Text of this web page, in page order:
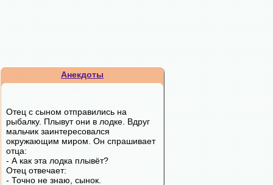
Анекдоты
Отец с сыном отправились на
рыбалку. Плывут они в лодке. Вдруг
мальчик заинтересовался
окружающим миром. Он спрашивает
отца:
- А как эта лодка плывёт?
Отец отвечает:
- Точно не знаю, сынок.